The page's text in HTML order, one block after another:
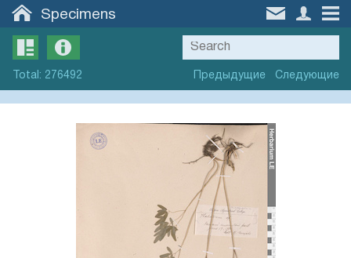
Specimens
Total : 276492 Предыдущие Следующие